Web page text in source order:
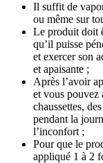
Il suffit de
ou même sur
Le produit doit
qu’il puisse
et exercer son
et apaisante ;
Après l’avoir
et vous pouvez
chaussettes,
pendant la
l’inconfort ;
Pour que le
appliqué 1 à 2